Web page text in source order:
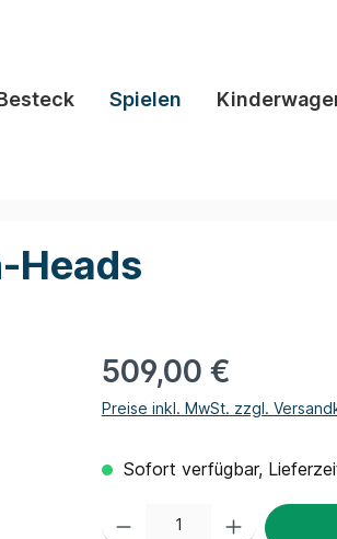
Spielen
Heads
509,00 €
Preise inkl. MwSt. zzgl.
Sofort verfügbar,
Produkt Anzahl: Gib den